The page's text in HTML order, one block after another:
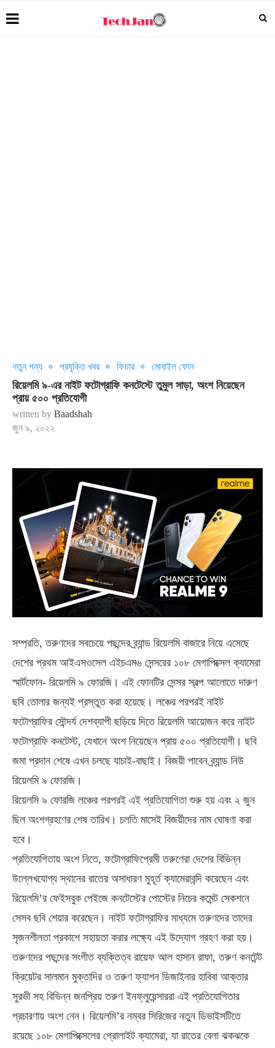
নতুন পন্য প্রযুক্তি খবর ফিচার মোবাইল ফোন
রিয়েলমি ৯-এর নাইট ফটোগ্রাফি কনটেস্টে তুমুল সাড়া, অংশ নিয়েছেন
প্রায় ৫০০ প্রতিযোগী
written by Baadshah
জুন ৯, ২০২২
সম্প্রতি, তরুণদের সবচেয়ে পছন্দের ব্র্যান্ড রিয়েলমি বাজারে নিয়ে এসেছে
দেশের প্রথম আইএসওসেল এইচএম৬ সেন্সরের ১০৮ মেগাপিক্সেল ক্যামেরা
স্মার্টফোন- রিয়েলমি ৯ ফোরজি। এই ফোনটির সেন্সর স্বল্প আলোতে দারুণ
ছবি তোলার জন্যই প্রস্তুত করা হয়েছে। লঞ্চের পরপরই নাইট
ফটোগ্রাফির সৌন্দর্য দেশব্যাপী ছড়িয়ে দিতে রিয়েলমি আয়োজন করে নাইট
ফটোগ্রাফি কনটেস্ট, যেখানে অংশ নিয়েছেন প্রায় ৫০০ প্রতিযোগী। ছবি
জমা প্রদান শেষে এখন চলছে যাচাই-বাছাই। বিজয়ী পাবেন ব্র্যান্ড নিউ
রিয়েলমি ৯ ফোরজি।
রিয়েলমি ৯ ফোরজি লঞ্চের পরপরই এই প্রতিযোগিতা শুরু হয় এবং ২ জুন
ছিল অংশগ্রহণের শেষ তারিখ। চলতি মাসেই বিজয়ীদের নাম ঘোষণা করা
হবে।
প্রতিযোগিতায় অংশ নিতে, ফটোগ্রাফিপ্রেমী তরুণেরা দেশের বিভিন্ন
উল্লেখযোগ্য স্থানের রাতের অসাধারণ মুহূর্ত ক্যামেরাবন্দি করেছেন এবং
রিয়েলমি’র ফেইসবুক পেইজে কনটেস্টের পোস্টের নিচের কমেন্ট সেকশনে
সেসব ছবি শেয়ার করেছেন। নাইট ফটোগ্রাফির মাধ্যমে তরুণদের তাদের
সৃজনশীলতা প্রকাশে সহায়তা করার লক্ষ্যে এই উদ্যোগ গ্রহণ করা হয়।
তরুণদের পছন্দের সংগীত ব্যক্তিত্ব রায়েফ আল হাসান রাফা, তরুণ কনটেন্ট
ক্রিয়েটর সালমান মুক্তাদির ও তরুণ ফ্যাশন ডিজাইনার হাবিবা আক্তার
সুরভী সহ বিভিন্ন জনপ্রিয় তরুণ ইনফ্লুয়েন্সাররা এই প্রতিযোগিতার
প্রচারণায় অংশ নেন। রিয়েলমি’র নম্বর সিরিজের নতুন ডিভাইসটিতে
রয়েছে ১০৮ মেগাপিক্সেলের প্রোলাইট ক্যামেরা, যা রাতের বেলা ঝকঝকে